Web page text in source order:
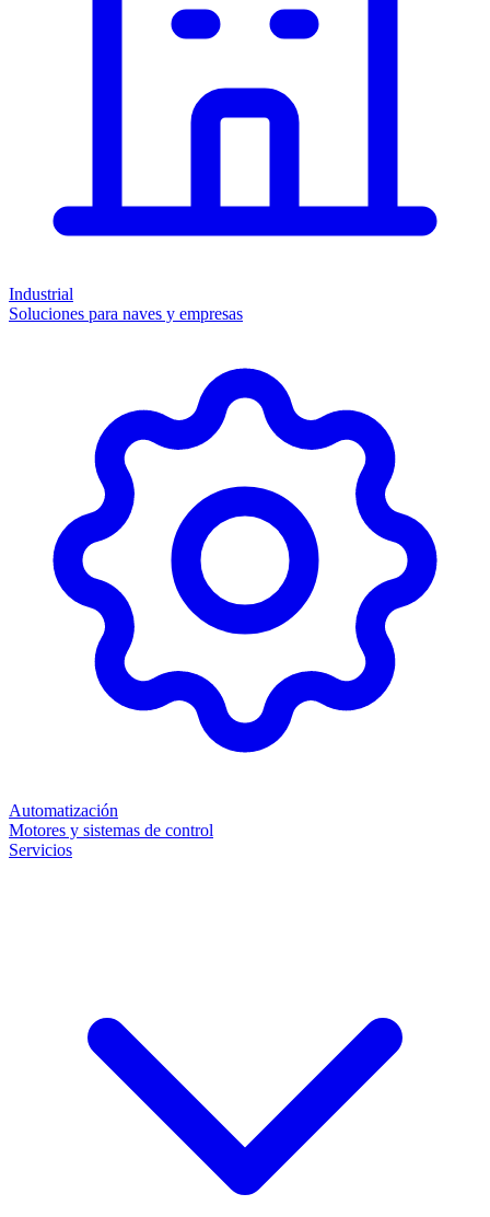
Industrial
Soluciones para naves y empresas
Automatización
Motores y sistemas de control
Servicios